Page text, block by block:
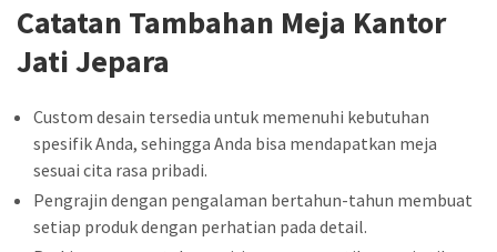
Catatan Tambahan Meja Kantor
Jati Jepara
Custom desain tersedia untuk memenuhi kebutuhan
spesifik Anda, sehingga Anda bisa mendapatkan meja
sesuai cita rasa pribadi.
Pengrajin dengan pengalaman bertahun-tahun membuat
setiap produk dengan perhatian pada detail.